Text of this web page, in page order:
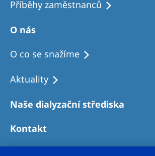
Příběhy zaměstnanců
O nás
O co se snažíme
Aktuality
Naše dialyzační střediska
Kontakt